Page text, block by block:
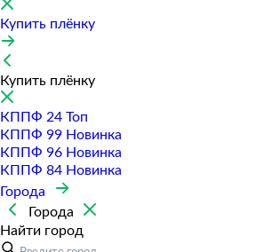
Купить плёнку
Купить плёнку
КППФ 24 Топ
КППФ 99 Новинка
КППФ 96 Новинка
КППФ 84 Новинка
Города
Города
Найти город